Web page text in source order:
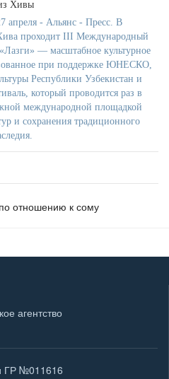
Хивы
- Альянс - Пресс. В
проходит III Международный
— масштабное культурное
при поддержке ЮНЕСКО,
Республики Узбекистан и
который проводится раз в
международной площадкой
и сохранения традиционного
агентство
ГР №011616